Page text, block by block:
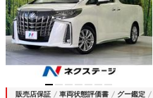
販売店保証 車両状態評価書 グー鑑定